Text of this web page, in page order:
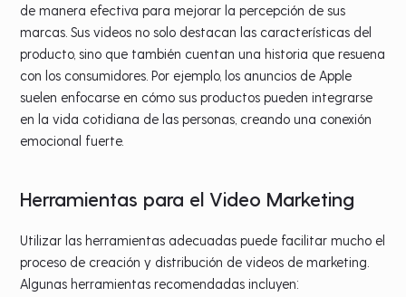
de manera efectiva para mejorar la percepción de sus
marcas. Sus videos no solo destacan las características del
producto, sino que también cuentan una historia que resuena
con los consumidores. Por ejemplo, los anuncios de Apple
suelen enfocarse en cómo sus productos pueden integrarse
en la vida cotidiana de las personas, creando una conexión
emocional fuerte.
Herramientas para el Video Marketing
Utilizar las herramientas adecuadas puede facilitar mucho el
proceso de creación y distribución de videos de marketing.
Algunas herramientas recomendadas incluyen: